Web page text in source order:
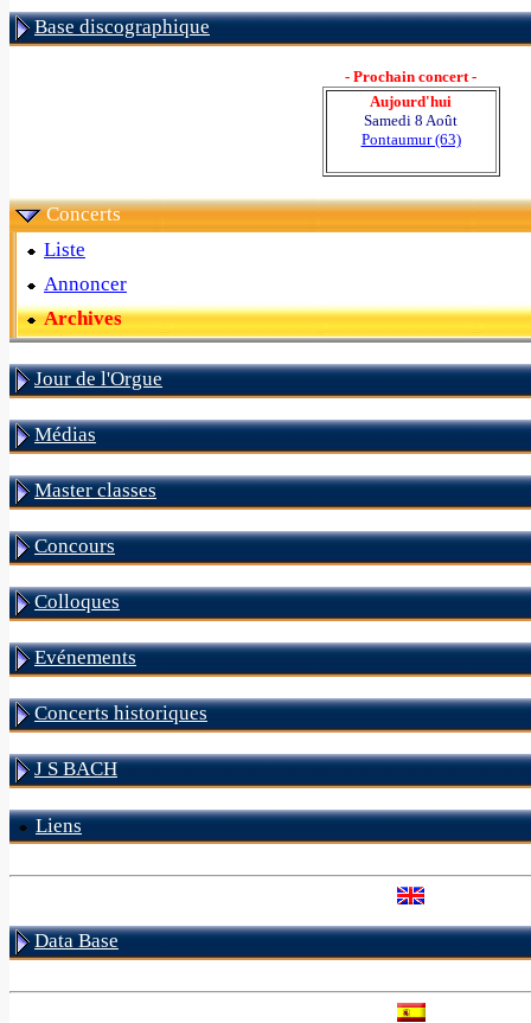
Base discographique
- Prochain concert -
Aujourd'hui
Samedi 8 Août
Pontaumur (63)
Concerts
Liste
Annoncer
Archives
Jour de l'Orgue
Médias
Master classes
Concours
Colloques
Evénements
Concerts historiques
J S BACH
Liens
Data Base